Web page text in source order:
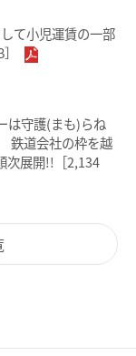
て小児運賃の一部
は守護(まも)らね
鉄道会社の枠を越
次展開!!［2,134